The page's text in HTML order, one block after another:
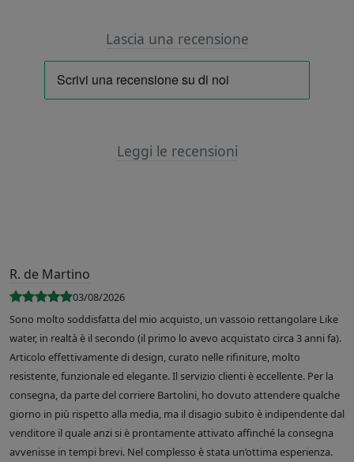
Lascia una recensione
Leggi le recensioni
R. de Martino
03/08/2026
Sono molto soddisfatta del mio acquisto, un vassoio rettangolare Like
water, in realtà è il secondo (il primo lo avevo acquistato circa 3 anni fa).
Articolo effettivamente di design, curato nelle rifiniture, molto
resistente, funzionale ed elegante. Il servizio clienti è eccellente. Per la
consegna, da parte del corriere Bartolini, ho dovuto attendere qualche
giorno in più rispetto alla media, ma il disagio subito è indipendente dal
venditore il quale anzi si è prontamente attivato affinché la consegna
avvenisse in tempi brevi. Nel complesso è stata un’ottima esperienza.